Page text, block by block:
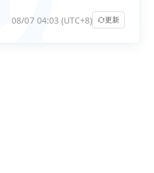
08/07 04:03 (UTC+8) 更新